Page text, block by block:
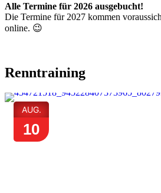
Alle Termine für 2026 ausgebucht!
Die Termine für 2027 kommen
online. 😉
Renntraining
AUG.
10